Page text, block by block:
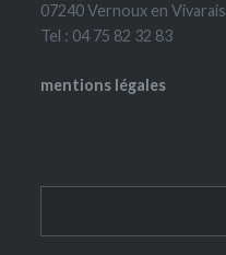
07240 Vernoux en Vivarais
Tel : 04 75 82 32 83
mentions légales